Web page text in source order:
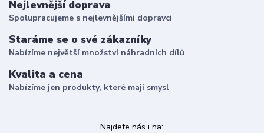
Nejlevnější doprava
Spolupracujeme s nejlevnějšími dopravci
Staráme se o své zákazníky
Nabízíme největší množství náhradních dílů
Kvalita a cena
Nabízíme jen produkty, které mají smysl
Najdete nás i na: